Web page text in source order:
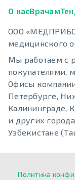
О насВрачам
ООО
медицинского
Мы работаем с
покупателями,
Офисы
Петербурге,
Калининграде,
и других
Узбекистане
Политика